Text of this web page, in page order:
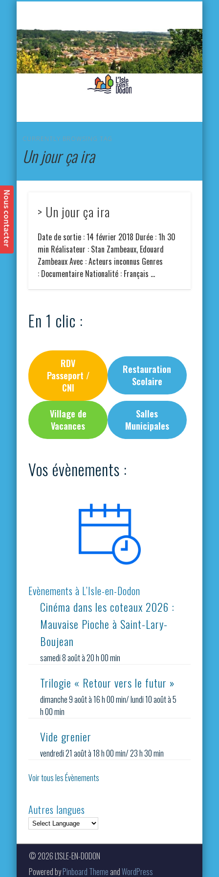
CURRENTLY BROWSING TAG
Un jour ça ira
> Un jour ça ira
Date de sortie : 14 février 2018 Durée : 1h 30
min Réalisateur : Stan Zambeaux, Edouard
Zambeaux Avec : Acteurs inconnus Genres
: Documentaire Nationalité : Français …
En 1 clic :
RDV
Passeport /
CNI
Restauration
Scolaire
Village de
Vacances
Salles
Municipales
Vos évènements :
Evènements à L’Isle-en-Dodon
Cinéma dans les coteaux 2026 :
Mauvaise Pioche à Saint-Lary-
Boujean
samedi 8 août à 20 h 00 min
Trilogie « Retour vers le futur »
dimanche 9 août à 16 h 00 min/lundi 10 août à 5
h 00 min
Vide grenier
vendredi 21 août à 18 h 00 min/23 h 30 min
Voir tous les Évènements
Autres langues
© 2026 L'ISLE-EN-DODON
Powered byPinboard Theme andWordPress